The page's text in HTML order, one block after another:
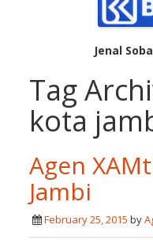
Jenal
Tag
kota
Agen
Jambi
February 25, 2015 by